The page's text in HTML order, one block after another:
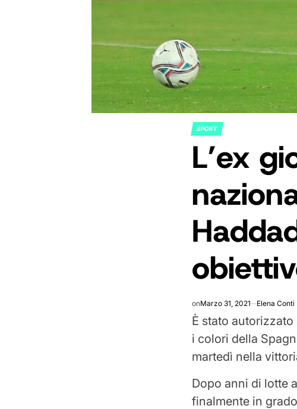
POSTED
SPORT
L’ex
onMarzo 31, 2021 Elena Conti
È stato
i colori della
martedì nella
Dopo anni di lotte
finalmente in